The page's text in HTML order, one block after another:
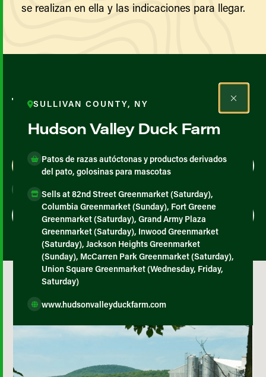
se realizan en ella y las indicaciones para llegar.
Todos los agricultores y
productores
Map View List View
SULLIVAN COUNTY, NY
Hudson Valley Duck Farm
Patos de razas autóctonas y productos derivados
del pato, golosinas para mascotas
Sells at 82nd Street Greenmarket (Saturday),
Columbia Greenmarket (Sunday), Fort Greene
Greenmarket (Saturday), Grand Army Plaza
Greenmarket (Saturday), Inwood Greenmarket
(Saturday), Jackson Heights Greenmarket
(Sunday), McCarren Park Greenmarket (Saturday),
Union Square Greenmarket (Wednesday, Friday,
Saturday)
www.hudsonvalleyduckfarm.com